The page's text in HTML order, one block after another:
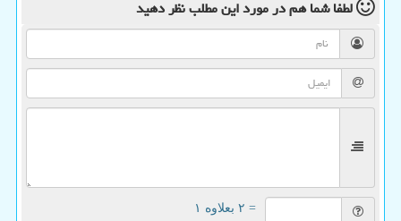
لطفا شما همدر مورد این مطلبنظر دهید
= ۲ بعلاوه ۱